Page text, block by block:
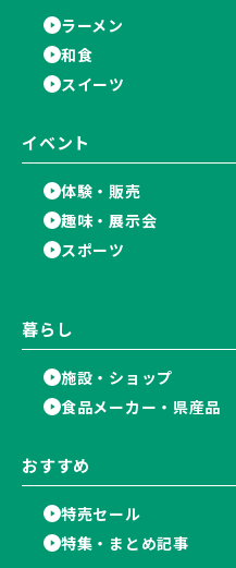
ラーメン
和食
スイーツ
イベント
体験・販売
趣味・展示会
スポーツ
暮らし
施設・ショップ
食品メーカー・県産品
おすすめ
特売セール
特集・まとめ記事